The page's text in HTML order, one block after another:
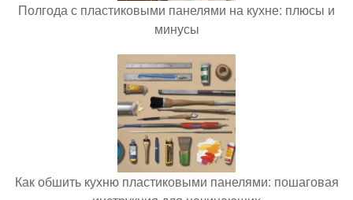
Полгода с пластиковыми панелями на кухне: плюсы и
минусы
Как обшить кухню пластиковыми панелями: пошаговая